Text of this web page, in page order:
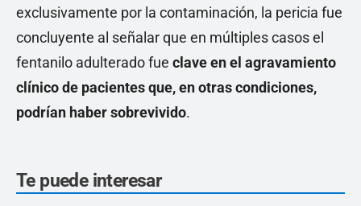
exclusivamente por la contaminación, la pericia fue
concluyente al señalar que en múltiples casos el
fentanilo adulterado fue clave en el agravamiento
clínico de pacientes que, en otras condiciones,
podrían haber sobrevivido.
Te puede interesar